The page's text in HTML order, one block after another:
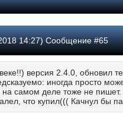
14:27) Сообщение #65
веке!!) версия 2.4.0,
иногда просто
самом деле тоже не
что купил((( Качнул бы